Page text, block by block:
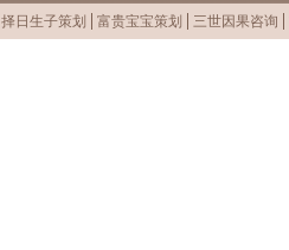
择日生子策划 富贵宝宝策划 三世因果咨询